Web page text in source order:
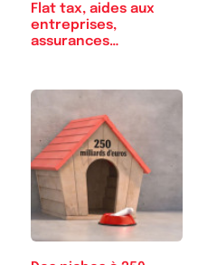
Flat tax, aides aux
entreprises,
assurances…